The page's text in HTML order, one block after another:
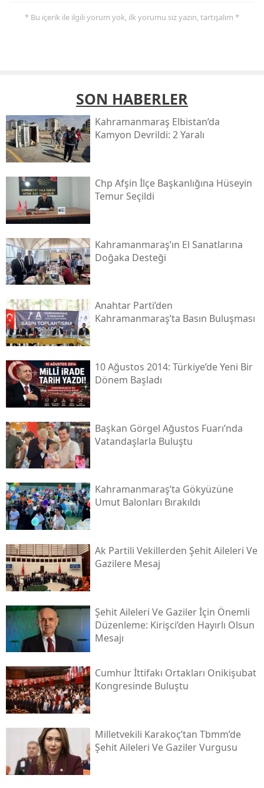
* Bu içerik ile ilgili yorum yok, ilk yorumu siz yazın, tartışalım *
SON HABERLER
Kahramanmaraş Elbistan’da
Kamyon Devrildi: 2 Yaralı
Chp Afşin İlçe Başkanlığına Hüseyin
Temur Seçildi
Kahramanmaraş’ın El Sanatlarına
Doğaka Desteği
Anahtar Parti’den
Kahramanmaraş’ta Basın Buluşması
10 Ağustos 2014: Türkiye’de Yeni Bir
Dönem Başladı
Başkan Görgel Ağustos Fuarı’nda
Vatandaşlarla Buluştu
Kahramanmaraş’ta Gökyüzüne
Umut Balonları Bırakıldı
Ak Partili Vekillerden Şehit Aileleri Ve
Gazilere Mesaj
Şehit Aileleri Ve Gaziler İçin Önemli
Düzenleme: Kirişci’den Hayırlı Olsun
Mesajı
Cumhur İttifakı Ortakları Onikişubat
Kongresinde Buluştu
Milletvekili Karakoç’tan Tbmm’de
Şehit Aileleri Ve Gaziler Vurgusu